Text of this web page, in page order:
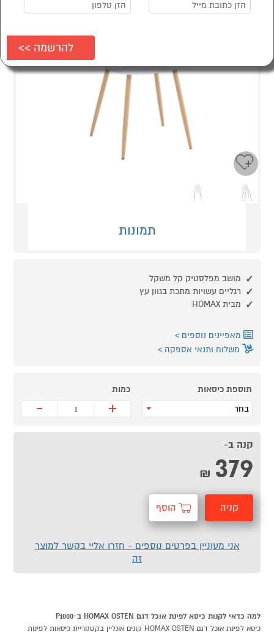
תמונות
מושב מפלסטיק קל משקל
רגליים עשויות מתכת בגוון עץ
מבית HOMAX
מאפיינים נוספים
משלוח ותנאי אספקה
תוספת כיסאות
בחר
כמות
+
-
קנה ב-
379
₪
קניה הוסף
אני מעוניין בפרטים נוספים - חזרו אליי בקשר למוצר
זה
למה כדאי לקנות כיסא לפינת אוכל דגם HOMAX OSTEN ב-P1000
כיסא לפינת אוכל דגם HOMAX OSTEN קונים אונליין בקטגוריית כיסאות לפינות